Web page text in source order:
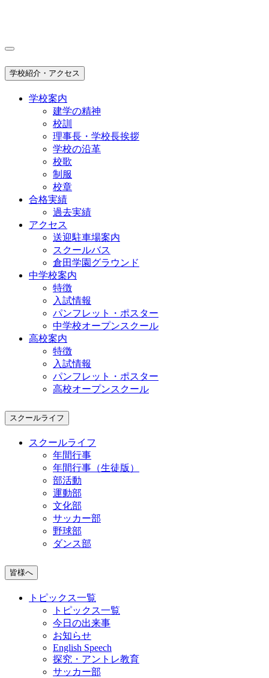
学校紹介・アクセス
学校案内
建学の精神
校訓
理事長・学校長挨拶
学校の沿革
校歌
制服
校章
合格実績
過去実績
アクセス
送迎駐車場案内
スクールバス
倉田学園グラウンド
中学校案内
特徴
入試情報
パンフレット・ポスター
中学校オープンスクール
高校案内
特徴
入試情報
パンフレット・ポスター
高校オープンスクール
スクールライフ
スクールライフ
年間行事
年間行事（生徒版）
部活動
運動部
文化部
サッカー部
野球部
ダンス部
皆様へ
トピックス一覧
トピックス一覧
今日の出来事
お知らせ
English Speech
探究・アントレ教育
サッカー部